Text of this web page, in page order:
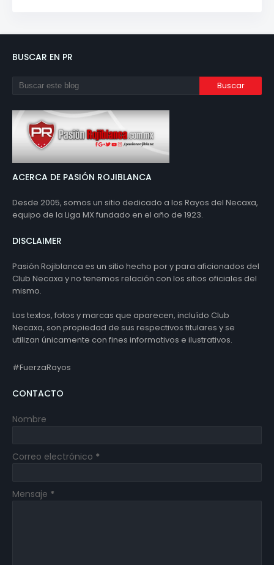
BUSCAR EN PR
ACERCA DE PASIÓN ROJIBLANCA
Desde 2005, somos un sitio dedicado a los Rayos del Necaxa,
equipo de la Liga MX fundado en el año de 1923.
DISCLAIMER
Pasión Rojiblanca es un sitio hecho por y para aficionados del
Club Necaxa y no tenemos relación con los sitios oficiales del
mismo.
Los textos, fotos y marcas que aparecen, incluído Club
Necaxa, son propiedad de sus respectivos titulares y se
utilizan únicamente con fines informativos e ilustrativos.
#FuerzaRayos
CONTACTO
Nombre
Correo electrónico *
Mensaje *